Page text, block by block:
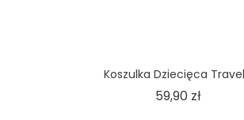
Koszulka Dziecięca
59,90 złCena